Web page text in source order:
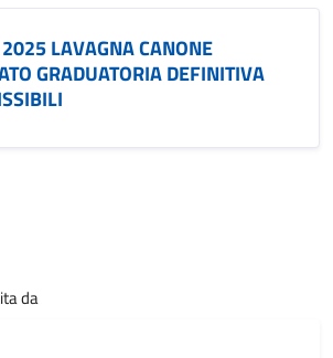
LAVAGNA CANONE
GRADUATORIA DEFINITIVA
da